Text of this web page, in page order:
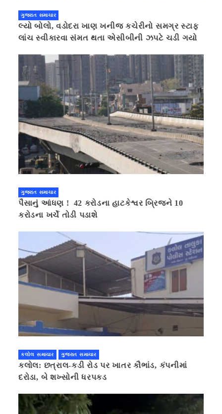
ગુજરાત સમાચાર
લ્યો બોલો, વડોદરા ખાણ ખનીજ કચેરીનો સમગ્ર સ્ટાફ
લાંચ સ્વીકારવા સંમત થતા એસીબીની ઝપટે ચડી ગયો
ગુજરાત સમાચાર
પૈસાનું આંધણ ! 42 કરોડના હાટકેશ્વર બ્રિજને 10
કરોડના ખર્ચે તોડી પડાશે
કલોલ સમાચાર ગુજરાત સમાચાર
કલોલ: છત્રાલ-કડી રોડ પર ખાતર કૌભાંડ, કંપનીમાં
દરોડા, બે શખ્સોની ધરપકડ